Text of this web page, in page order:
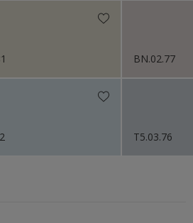
Kleuren (Painters)
Futures 2024
BN.02.77
T5.03.76